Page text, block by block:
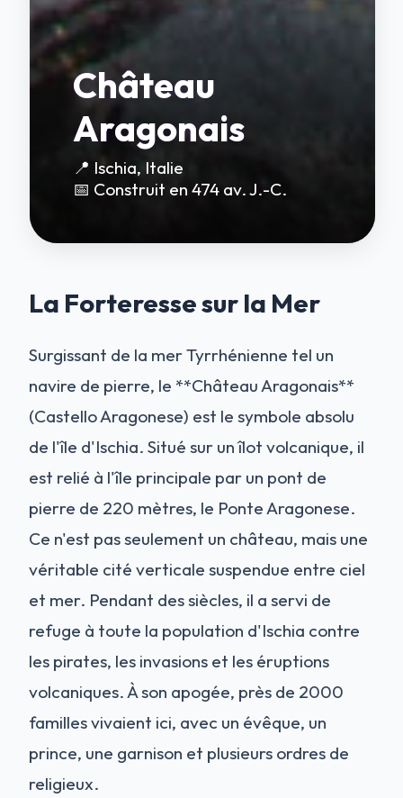
Château
Aragonais
📍 Ischia, Italie
📅 Construit en 474 av. J.-C.
La Forteresse sur la Mer
Surgissant de la mer Tyrrhénienne tel un
navire de pierre, le **Château Aragonais**
(Castello Aragonese) est le symbole absolu
de l'île d'Ischia. Situé sur un îlot volcanique, il
est relié à l'île principale par un pont de
pierre de 220 mètres, le Ponte Aragonese.
Ce n'est pas seulement un château, mais une
véritable cité verticale suspendue entre ciel
et mer. Pendant des siècles, il a servi de
refuge à toute la population d'Ischia contre
les pirates, les invasions et les éruptions
volcaniques. À son apogée, près de 2000
familles vivaient ici, avec un évêque, un
prince, une garnison et plusieurs ordres de
religieux.